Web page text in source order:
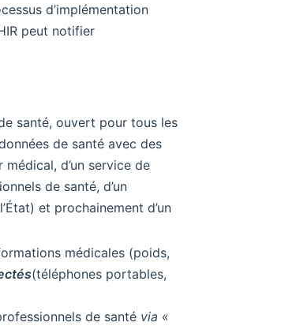
d’implémentation
peut notifier
santé, ouvert pour tous les
de santé avec des
d’un service de
de santé, d’un
et prochainement d’un
médicales (poids,
(téléphones portables,
de santé via «